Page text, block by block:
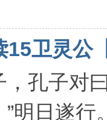
卫灵公
孔子对
明日遂